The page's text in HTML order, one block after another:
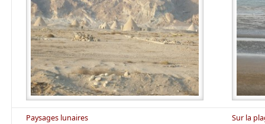
Paysages lunaires Sur la